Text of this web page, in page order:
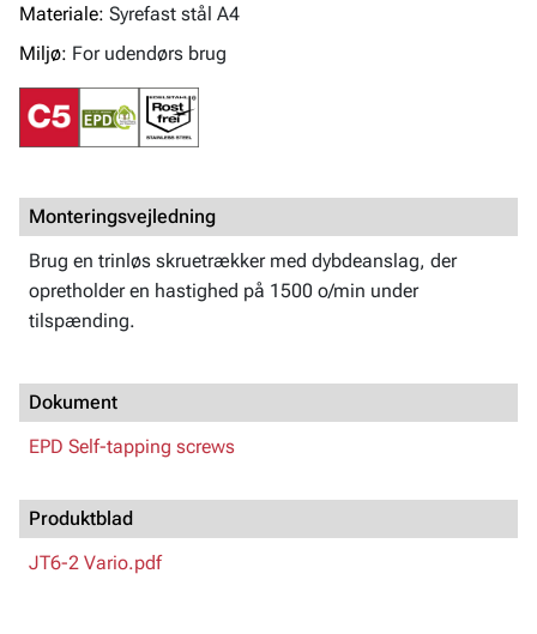
Materiale: Syrefast stål A4
Miljø: For udendørs brug
Monteringsvejledning
Brug en trinløs skruetrækker med dybdeanslag, der
opretholder en hastighed på 1500 o/min under
tilspænding.
Dokument
EPD Self-tapping screws
Produktblad
JT6-2 Vario.pdf